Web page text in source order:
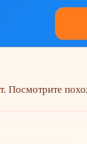
Посмотрите